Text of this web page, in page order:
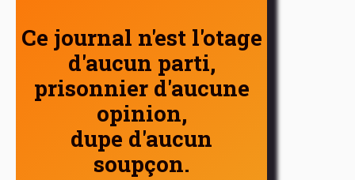
Ce journal n'est l'otage
d'aucun parti,
prisonnier d'aucune
opinion,
dupe d'aucun
soupçon.